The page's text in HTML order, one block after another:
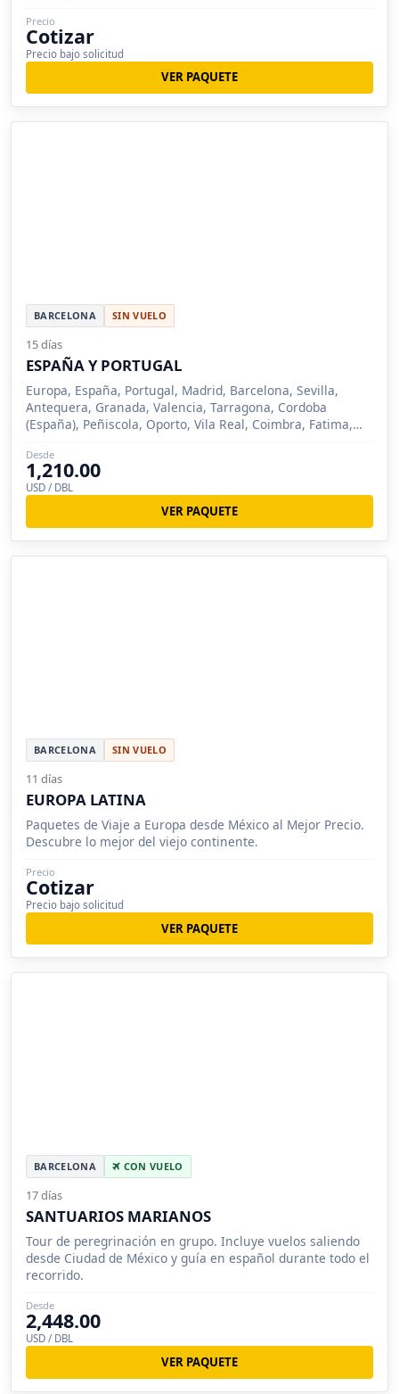
Precio
Cotizar
Precio bajo solicitud
VER PAQUETE
BARCELONA SIN VUELO
15 días
ESPAÑA Y PORTUGAL
Europa, España, Portugal, Madrid, Barcelona, Sevilla,
Antequera, Granada, Valencia, Tarragona, Cordoba
(España), Peñiscola, Oporto, Vila Real, Coimbra, Fatima,
Desde
1,210.00
USD / DBL
VER PAQUETE
BARCELONA SIN VUELO
11 días
EUROPA LATINA
Paquetes de Viaje a Europa desde México al Mejor Precio.
Descubre lo mejor del viejo continente.
Precio
Cotizar
Precio bajo solicitud
VER PAQUETE
BARCELONA CON VUELO
17 días
SANTUARIOS MARIANOS
Tour de peregrinación en grupo. Incluye vuelos saliendo
desde Ciudad de México y guía en español durante todo el
recorrido.
Desde
2,448.00
USD / DBL
VER PAQUETE